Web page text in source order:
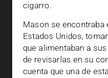
cigarro.
Mason se encontraba
Estados Unidos,
que alimentaban a
de revisarlas en su
cuenta que una de